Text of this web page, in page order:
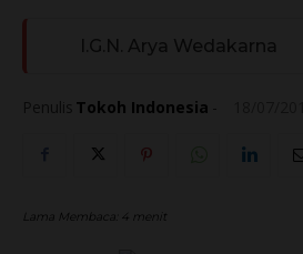
I.G.N. Arya Wedakarna
Tokoh Indonesia
Lama Membaca: 4 menit